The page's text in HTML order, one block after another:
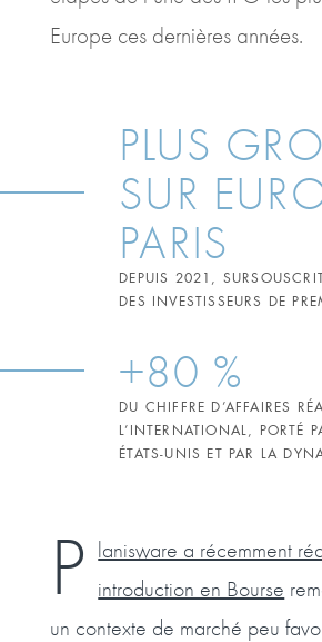
Europe ces dernières années.
PLUS
SUR
PARIS
DEPUIS 2021,
DES INVESTISSEURS DE
+80 %
DU CHIFFRE D’AFFAIRES
L’INTERNATIONAL, PORTÉ
ÉTATS-UNIS ET PAR LA
P lanisware a récemment
introduction en Bourse
un contexte de marché peu